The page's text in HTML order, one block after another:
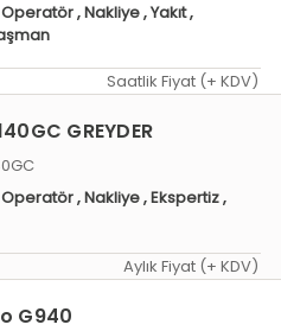
Operatör, Nakliye, Yakıt,
Saatlik Fiyat (+ KDV)
GREYDER
Operatör, Nakliye, Ekspertiz,
Aylık Fiyat (+ KDV)
G940